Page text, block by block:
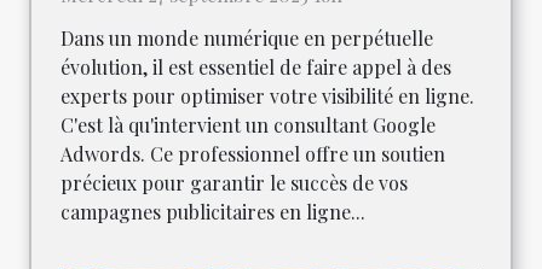
Dans un monde numérique en perpétuelle
évolution, il est essentiel de faire appel à des
experts pour optimiser votre visibilité en ligne.
C'est là qu'intervient un consultant Google
Adwords. Ce professionnel offre un soutien
précieux pour garantir le succès de vos
campagnes publicitaires en ligne...